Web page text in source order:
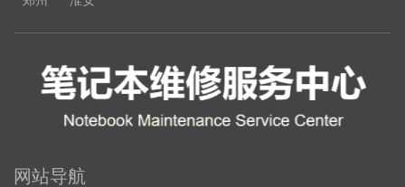
网站导航